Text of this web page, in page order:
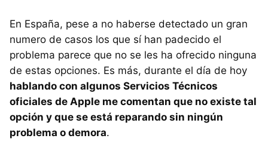
En España, pese a no haberse detectado un gran
numero de casos los que sí han padecido el
problema parece que no se les ha ofrecido ninguna
de estas opciones. Es más, durante el día de hoy
hablando con algunos Servicios Técnicos
oficiales de Apple me comentan que no existe tal
opción y que se está reparando sin ningún
problema o demora.